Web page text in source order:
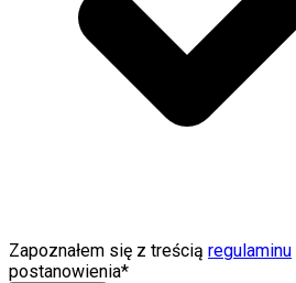
Zapoznałem się z treścią regulaminu
postanowienia*